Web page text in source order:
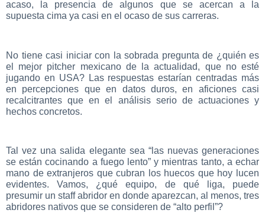
acaso, la presencia de algunos que se acercan a la
supuesta cima ya casi en el ocaso de sus carreras.
No tiene casi iniciar con la sobrada pregunta de ¿quién es
el mejor pitcher mexicano de la actualidad, que no esté
jugando en USA? Las respuestas estarían centradas más
en percepciones que en datos duros, en aficiones casi
recalcitrantes que en el análisis serio de actuaciones y
hechos concretos.
Tal vez una salida elegante sea “las nuevas generaciones
se están cocinando a fuego lento” y mientras tanto, a echar
mano de extranjeros que cubran los huecos que hoy lucen
evidentes. Vamos, ¿qué equipo, de qué liga, puede
presumir un staff abridor en donde aparezcan, al menos, tres
abridores nativos que se consideren de “alto perfil”?